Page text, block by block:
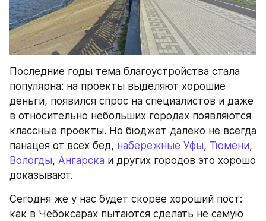
Последние годы тема благоустройства стала
популярна: на проекты выделяют хорошие
деньги, появился спрос на специалистов и даже
в относительно небольших городах появляются
классные проекты. Но бюджет далеко не всегда
панацея от всех бед, набережные Уфы, Тюмени
Вологды, Ангарска и других городов это хорошо
доказывают.
Сегодня же у нас будет скорее хороший пост:
как в Чебоксарах пытаются сделать не самую